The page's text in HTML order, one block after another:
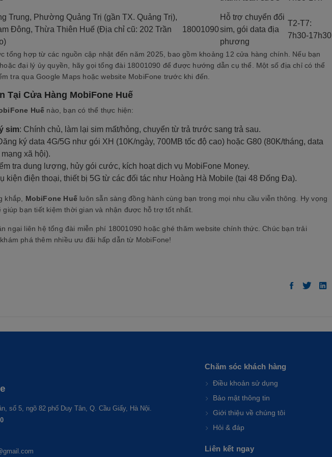
Trung, Phường Quảng Trị (gần TX. Quảng Trị),
Đông, Thừa Thiên Huế (Địa chỉ cũ: 202 Trần
18001090
Hỗ trợ chuyển đổi
sim, gói data địa
phương
T2-T7:
7h30-17h30
tổng hợp từ các nguồn cập nhật đến năm 2025, bao gồm khoảng 12 cửa hàng chính. Nếu bạn
đại lý ủy quyền, hãy gọi tổng đài 18001090 để được hướng dẫn cụ thể. Một số địa chỉ có thể
tra qua Google Maps hoặc website MobiFone trước khi đến.
Tại Cửa Hàng MobiFone Huế
Huế nào, bạn có thể thực hiện:
sim: Chính chủ, làm lại sim mất/hỏng, chuyển từ trả trước sang trả sau.
ký data 4G/5G như gói XH (10K/ngày, 700MB tốc độ cao) hoặc G80 (80K/tháng, data
xã hội).
tra dung lượng, hủy gói cước, kích hoạt dịch vụ MobiFone Money.
kiện điện thoại, thiết bị 5G từ các đối tác như Hoàng Hà Mobile (tại 48 Đống Đa).
khắp, MobiFone Huế luôn sẵn sàng đồng hành cùng bạn trong mọi nhu cầu viễn thông. Hy vọng
bạn tiết kiệm thời gian và nhận được hỗ trợ tốt nhất.
ngại liên hệ tổng đài miễn phí 18001090 hoặc ghé thăm website chính thức. Chúc bạn trải
phá thêm nhiều ưu đãi hấp dẫn từ MobiFone!
số 5, ngõ 82 phố Duy Tân, Q. Cầu Giấy, Hà Nội.
Chăm sóc khách hàng
Điều khoản sử dụng
Bảo mật thông tin
Giới thiệu về chúng tôi
Hỏi & đáp
Liên kết ngay